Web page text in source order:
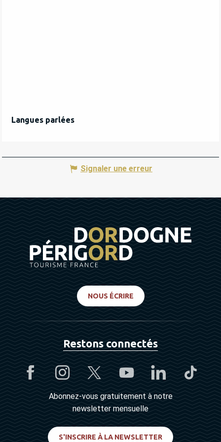
Langues parlées
Langues parlées
Signaler une erreur
NOUS ÉCRIRE
Restons connectés
Abonnez-vous gratuitement à notre
newsletter mensuelle
S'INSCRIRE À LA NEWSLETTER